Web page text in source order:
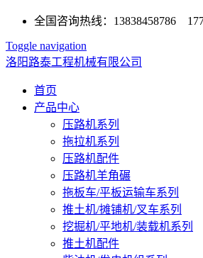
全国咨询热线：13838458786
Toggle navigation
洛阳路泰工程机械有限公司
首页
产品中心
压路机系列
拖拉机系列
压路机配件
压路机羊角碾
拖板车/平板运输车系列
推土机/摊铺机/叉车系列
挖掘机/平地机/装载机系列
推土机配件